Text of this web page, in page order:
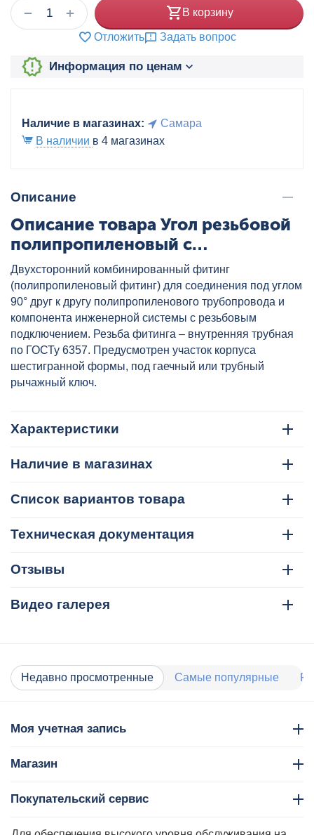
+
− В корзину
Отложить Задать вопрос
Информация по ценам
Наличие в магазинах:
Самара
В наличии в 4 магазинах
Описание
Описание товара Угол резьбовой
полипропиленовый с
металлической ВР 20x1/2" бел.
VALTEC, артикул: VTp.752.0.02004
Двухсторонний комбинированный фитинг
(полипропиленовый фитинг) для соединения под углом
90° друг к другу полипропиленового трубопровода и
компонента инженерной системы с резьбовым
подключением. Резьба фитинга – внутренняя трубная
по ГОСТу 6357. Предусмотрен участок корпуса
шестигранной формы, под гаечный или трубный
рычажный ключ.
Характеристики
Наличие в магазинах
Список вариантов товара
Техническая документация
Отзывы
Видео галерея
Недавно просмотренные Самые популярные
Моя учетная запись
Магазин
Покупательский сервис